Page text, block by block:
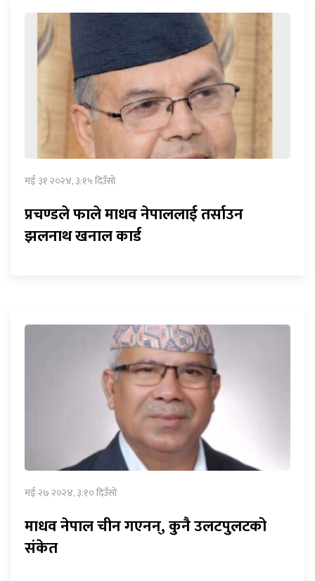
मई ३१ २०२४, ३:१५ दिउँसो
प्रचण्डले फाले माधव नेपाललाई तर्साउन
झलनाथ खनाल कार्ड
मई २७ २०२४, ३:१० दिउँसो
माधव नेपाल चीन गएनन्, कुनै उलटपुलटको
संकेत